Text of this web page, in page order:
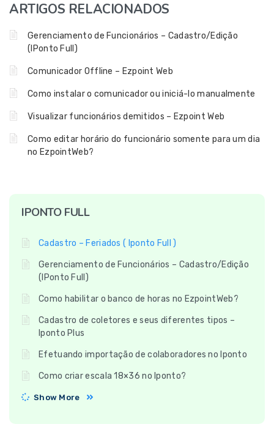
ARTIGOS RELACIONADOS
Gerenciamento de Funcionários – Cadastro/Edição
(IPonto Full)
Comunicador Offline – Ezpoint Web
Como instalar o comunicador ou iniciá-lo manualmente
Visualizar funcionários demitidos – Ezpoint Web
Como editar horário do funcionário somente para um dia
no EzpointWeb?
IPONTO FULL
Cadastro – Feriados ( Iponto Full )
Gerenciamento de Funcionários – Cadastro/Edição
(IPonto Full)
Como habilitar o banco de horas no EzpointWeb?
Cadastro de coletores e seus diferentes tipos –
Iponto Plus
Efetuando importação de colaboradores no Iponto
Como criar escala 18×36 no Iponto?
Show More